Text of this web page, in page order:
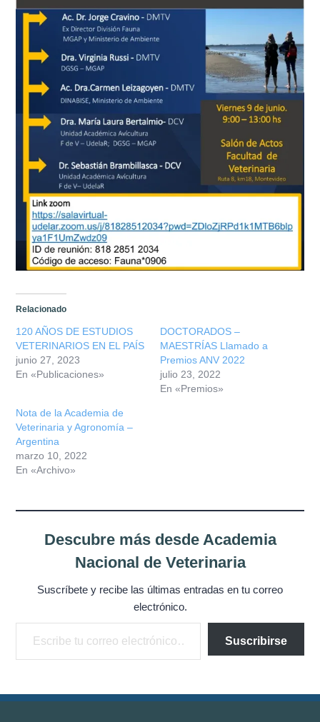
Relacionado
120 AÑOS DE ESTUDIOS
VETERINARIOS EN EL PAÍS
junio 27, 2023
En «Publicaciones»
DOCTORADOS –
MAESTRÍAS Llamado a
Premios ANV 2022
julio 23, 2022
En «Premios»
Nota de la Academia de
Veterinaria y Agronomía –
Argentina
marzo 10, 2022
En «Archivo»
Descubre más desde Academia
Nacional de Veterinaria
Suscríbete y recibe las últimas entradas en tu correo
electrónico.
Escribe tu correo electrónico…
Suscribirse